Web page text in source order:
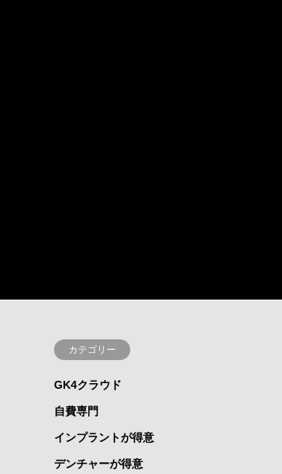
カテゴリー
GK4クラウド
自費専門
インプラントが得意
デンチャーが得意